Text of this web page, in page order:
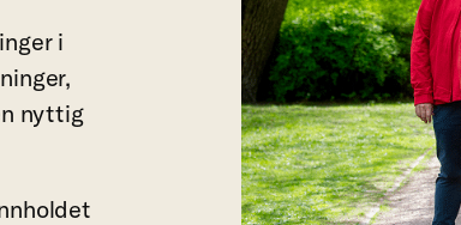
i
nyttig